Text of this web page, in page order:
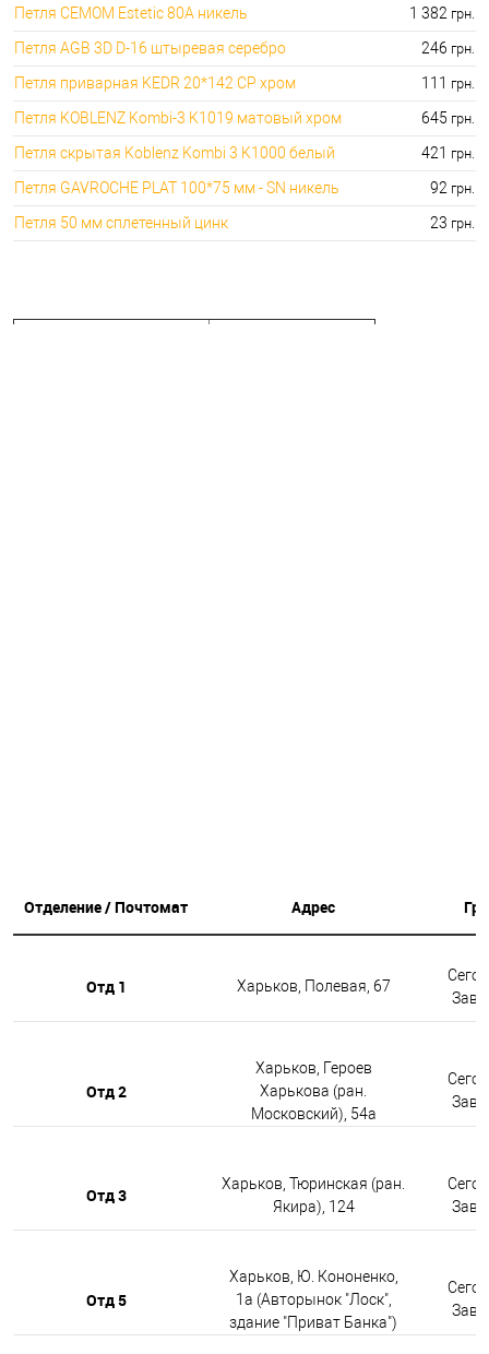
Петля CEMOM Estetic 80A никель 1 382 грн.
Петля AGB 3D D-16 штыревая серебро 246 грн.
Петля приварная KEDR 20*142 CP хром 111 грн.
Петля KOBLENZ Kombi-3 K1019 матовый хром 645 грн.
Петля скрытая Koblenz Kombi 3 K1000 белый 421 грн.
Петля GAVROCHE PLAT 100*75 мм - SN никель 92 грн.
Петля 50 мм сплетенный цинк 23 грн.
Отделение / Почтомат Адрес
Отд 1 Харьков, Полевая, 67
Отд 2
Харьков, Героев
Харькова (ран.
Московский), 54а
Отд 3
Харьков, Тюринская (ран.
Якира), 124
Отд 5
Харьков, Ю. Кононенко,
1а (Авторынок "Лоск",
здание "Приват Банка")